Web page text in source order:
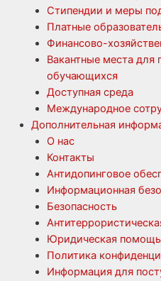
Стипендии и меры
Платные
Финансово-
Вакантные места для
обучающихся
Доступная среда
Международное
Дополнительная
О нас
Контакты
Антидопинговое
Информационная
Безопасность
Юридическая помощь
Политика
Информация для